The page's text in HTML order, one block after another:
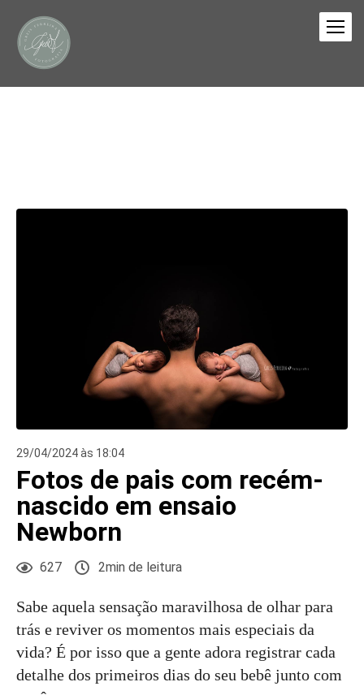
29/04/2024 às 18:04
Fotos de pais com recém-
nascido em ensaio
Newborn
627 2min de leitura
Sabe aquela sensação maravilhosa de olhar para
trás e reviver os momentos mais especiais da
vida? É por isso que a gente adora registrar cada
detalhe dos primeiros dias do seu bebê junto com